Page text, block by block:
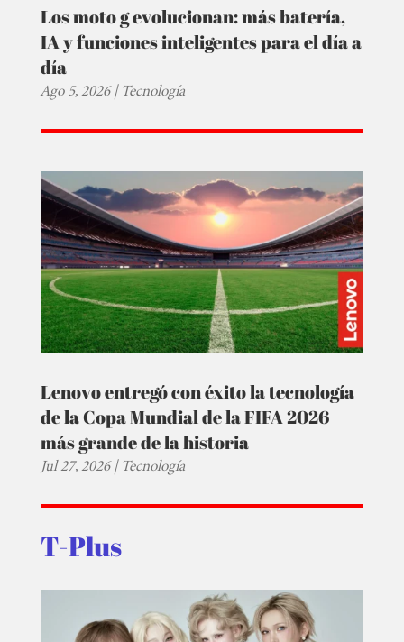
Los moto g evolucionan: más batería,
IA y funciones inteligentes para el día a
día
Ago 5, 2026|Tecnología
Lenovo entregó con éxito la tecnología
de la Copa Mundial de la FIFA 2026
más grande de la historia
Jul 27, 2026|Tecnología
T-Plus